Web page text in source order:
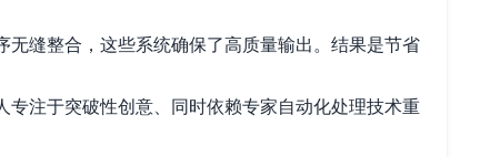
缝整合，这些系统确保了高质量输出。结果是节省
注于突破性创意、同时依赖专家自动化处理技术重